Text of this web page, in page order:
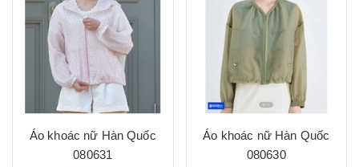
Áo khoác nữ Hàn Quốc
080631
Áo khoác nữ Hàn Quốc
080630